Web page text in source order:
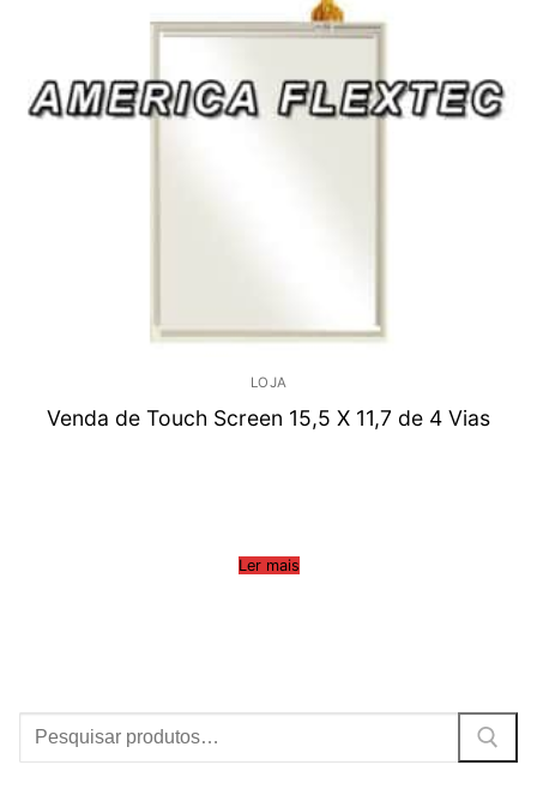
LOJA
Venda de Touch Screen 15,5 X 11,7 de 4 Vias
Ler mais
Procurar: